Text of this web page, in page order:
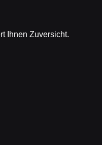
Ihnen Zuversicht.